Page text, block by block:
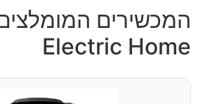
המכשירים
Electric Home